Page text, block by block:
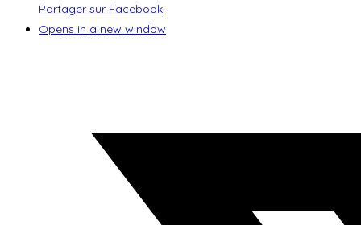
Partager sur Facebook
Opens in a new window